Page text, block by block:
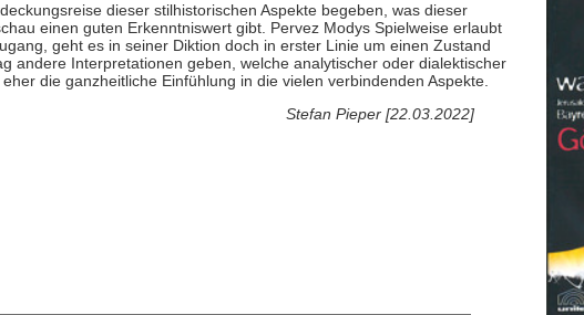
dieser stilhistorischen Aspekte begeben, was dieser
einen guten Erkenntniswert gibt. Pervez Modys Spielweise erlaubt
geht es in seiner Diktion doch in erster Linie um einen Zustand
andere Interpretationen geben, welche analytischer oder dialektischer
die ganzheitliche Einfühlung in die vielen verbindenden Aspekte.
Stefan Pieper [22.03.2022]